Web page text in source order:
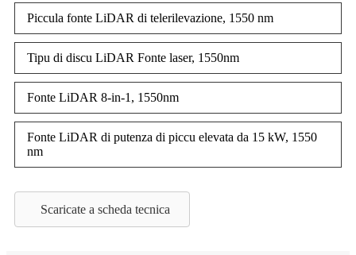
Piccula fonte LiDAR di telerilevazione, 1550 nm
Tipu di discu LiDAR Fonte laser, 1550nm
Fonte LiDAR 8-in-1, 1550nm
Fonte LiDAR di putenza di piccu elevata da 15 kW, 1550
nm
Scaricate a scheda tecnica